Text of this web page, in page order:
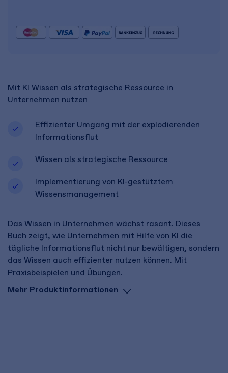
Mit KI Wissen als strategische Ressource in
Unternehmen nutzen
Effizienter Umgang mit der explodierenden
Informationsflut
Wissen als strategische Ressource
Implementierung von KI-gestütztem
Wissensmanagement
Das Wissen in Unternehmen wächst rasant. Dieses
Buch zeigt, wie Unternehmen mit Hilfe von KI die
tägliche Informationsflut nicht nur bewältigen, sondern
das Wissen auch effizienter nutzen können. Mit
Praxisbeispielen und Übungen.
Mehr Produktinformationen